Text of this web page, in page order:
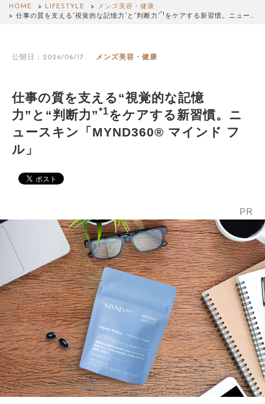
HOME LIFESTYLE
メンズ美容・健康
仕事の質を支える“視覚的な記憶力”と“判断力”*1 をケアする新習慣。ニュー…
公開日：2026/06/17 メンズ美容・健康
仕事の質を支える“視覚的な記憶
力”と“判断力”*1をケアする新習慣。ニ
ュースキン「MYND360® マインド フ
ル」
PR